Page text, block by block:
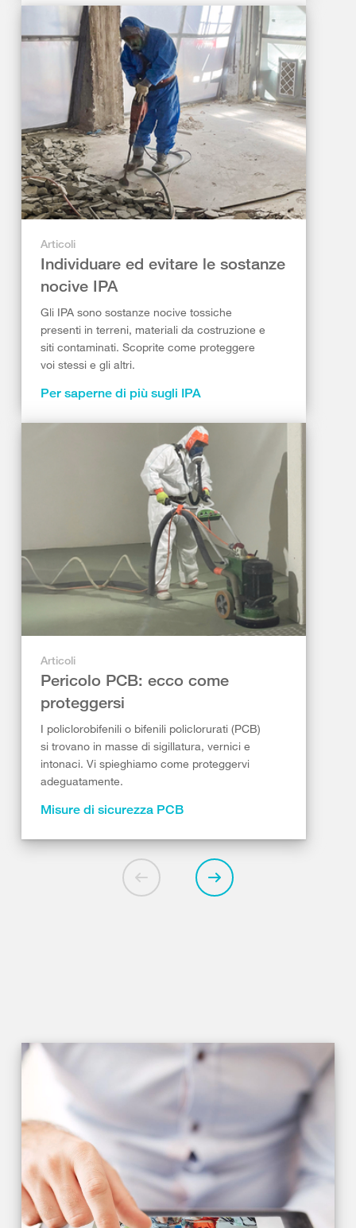
Articoli
Individuare ed evitare le sostanze
nocive IPA
Gli IPA sono sostanze nocive tossiche
presenti in terreni, materiali da costruzione e
siti contaminati. Scoprite come proteggere
voi stessi e gli altri.
Per saperne di più sugli IPA
Articoli
Pericolo PCB: ecco come
proteggersi
I policlorobifenili o bifenili policlorurati (PCB)
si trovano in masse di sigillatura, vernici e
intonaci. Vi spieghiamo come proteggervi
adeguatamente.
Misure di sicurezza PCB